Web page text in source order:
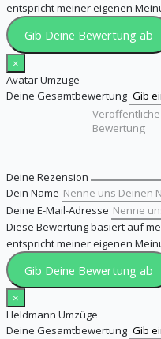
entspricht meiner eigenen
Gib Deine Bewertung ab
×
Avatar Umzüge
Deine Gesamtbewertung
Deine Rezension
Dein Name
Deine E-Mail-Adresse
Diese Bewertung basiert auf
entspricht meiner eigenen
Gib Deine Bewertung ab
×
Heldmann Umzüge
Deine Gesamtbewertung